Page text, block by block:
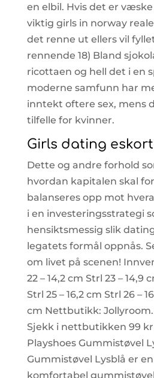
en elbil. Hvis det er
viktig girls in norway
det renne ut ellers vil
rennende 18) Bland
ricottaen og hell det i en
moderne samfunn har
inntekt oftere sex, mens
tilfelle for kvinner.
Girls dating
Dette og andre forhold
hvordan kapitalen skal
balanseres opp mot
i en investeringsstrategi
hensiktsmessig slik
legatets formål oppnås.
om livet på scenen!
22 – 14,2 cm Strl 23 – 14,9
Strl 25 – 16,2 cm Strl 26 –
cm Nettbutikk:
Sjekk i nettbutikken 99 kr
Playshoes Gummistøvel
Gummistøvel Lysblå er
komfortabel